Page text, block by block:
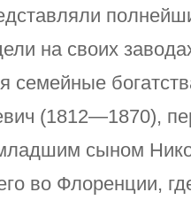
на своих
семейные
(1812—1870),
сыном
во Флоренции,